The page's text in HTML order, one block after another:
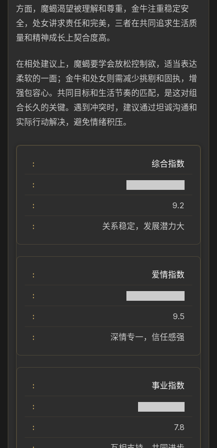
方面，魔蝎渴望被理解和尊重，金牛注重稳定安
全，处女讲求责任和完美，三者在共同追求生活质
量和精神成长上契合度高。
在相处建议上，魔蝎要学会放松控制欲，适当表达
柔软的一面；金牛和处女则需减少挑剔和固执，增
强包容心。共同目标和生活节奏的匹配，是这对组
合长久的关键。遇到冲突时，建议通过坦诚沟通和
实际行动解决，避免情绪积压。
综合指数
9.2
关系稳定，发展潜力大
爱情指数
9.5
深情专一，信任感强
事业指数
7.8